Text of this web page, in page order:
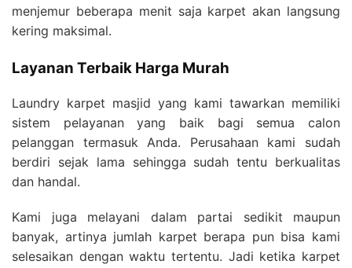
menjemur beberapa menit saja karpet akan langsung
kering maksimal.
Layanan Terbaik Harga Murah
Laundry karpet masjid yang kami tawarkan memiliki
sistem pelayanan yang baik bagi semua calon
pelanggan termasuk Anda. Perusahaan kami sudah
berdiri sejak lama sehingga sudah tentu berkualitas
dan handal.
Kami juga melayani dalam partai sedikit maupun
banyak, artinya jumlah karpet berapa pun bisa kami
selesaikan dengan waktu tertentu. Jadi ketika karpet